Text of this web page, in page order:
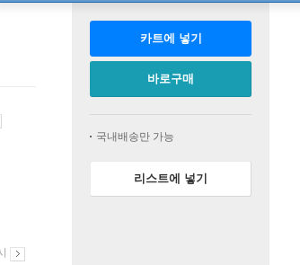
카트에 넣기
바로구매
국내배송만 가능
리스트에 넣기